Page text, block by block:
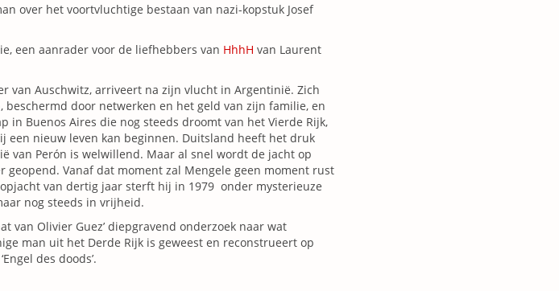
over het voortvluchtige bestaan van nazi-kopstuk Josef
een aanrader voor de liefhebbers van HhhH van Laurent
van Auschwitz, arriveert na zijn vlucht in Argentinië. Zich
door netwerken en het geld van zijn familie, en
in Buenos Aires die nog steeds droomt van het Vierde Rijk,
een nieuw leven kan beginnen. Duitsland heeft het druk
van Perón is welwillend. Maar al snel wordt de jacht op
geopend. Vanaf dat moment zal Mengele geen moment rust
van dertig jaar sterft hij in 1979 onder mysterieuze
nog steeds in vrijheid.
van Olivier Guez’ diepgravend onderzoek naar wat
man uit het Derde Rijk is geweest en reconstrueert op
des doods’.